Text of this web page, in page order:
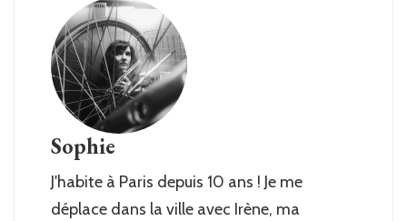
Sophie
J'habite à Paris depuis 10 ans ! Je me
déplace dans la ville avec Irène, ma